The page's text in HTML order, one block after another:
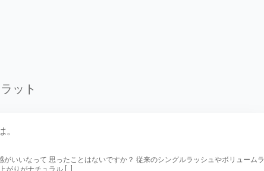
ット
いいなって 思ったことはないですか？ 従来のシングルラッシュやボリュームラ
がりがナチュラル […]